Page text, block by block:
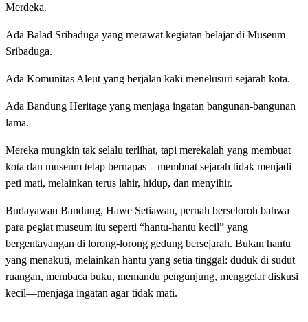
Merdeka.
Ada Balad Sribaduga yang merawat kegiatan belajar di Museum
Sribaduga.
Ada Komunitas Aleut yang berjalan kaki menelusuri sejarah kota.
Ada Bandung Heritage yang menjaga ingatan bangunan-bangunan
lama.
Mereka mungkin tak selalu terlihat, tapi merekalah yang membuat
kota dan museum tetap bernapas—membuat sejarah tidak menjadi
peti mati, melainkan terus lahir, hidup, dan menyihir.
Budayawan Bandung, Hawe Setiawan, pernah berseloroh bahwa
para pegiat museum itu seperti “hantu-hantu kecil” yang
bergentayangan di lorong-lorong gedung bersejarah. Bukan hantu
yang menakuti, melainkan hantu yang setia tinggal: duduk di sudut
ruangan, membaca buku, memandu pengunjung, menggelar diskusi
kecil—menjaga ingatan agar tidak mati.